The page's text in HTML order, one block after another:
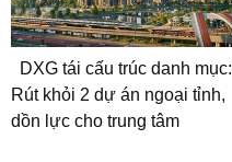
DXG tái cấu trúc danh mục:
Rút khỏi 2 dự án ngoại tỉnh,
dồn lực cho trung tâm